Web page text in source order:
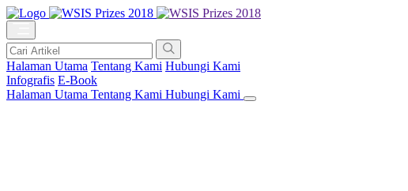
Halaman Utama Tentang Kami Hubungi Kami
Infografis E-Book
Halaman Utama Tentang Kami Hubungi Kami